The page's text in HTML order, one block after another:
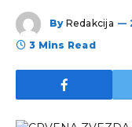
By Redakcija
3 Mins Read